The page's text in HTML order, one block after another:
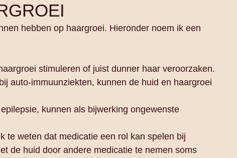
hebben op haargroei. Hieronder noem ik een
stimuleren of juist dunner haar veroorzaken.
auto-immuunziekten, kunnen de huid en haargroei
kunnen als bijwerking ongewenste
te weten dat medicatie een rol kan spelen bij
de huid door andere medicatie te nemen soms